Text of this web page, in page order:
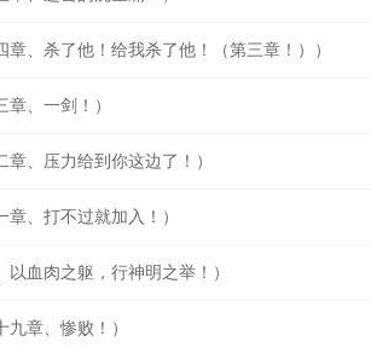
、杀了他！给我杀了他！（第三章！））
、一剑！）
、压力给到你这边了！）
、打不过就加入！）
血肉之躯，行神明之举！）
章、惨败！）